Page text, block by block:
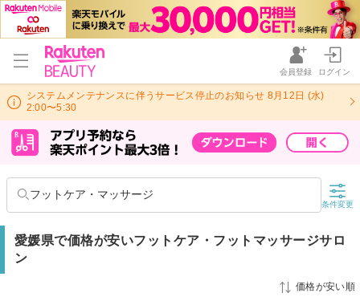
会員登録 ログイン
システムメンテナンスに伴うサービス停止のお知らせ 8月12日 (水)
2:00〜5:30
フットケア・マッサージ
条件変更
愛媛県で価格が安いフットケア・フットマッサージサロ
ン
価格が安い順